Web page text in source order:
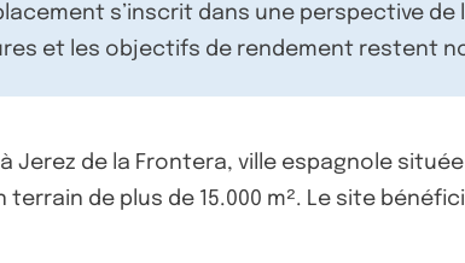
s’inscrit dans une perspective de
et les objectifs de rendement restent
Jerez de la Frontera, ville espagnole
de plus de 15.000 m². Le site